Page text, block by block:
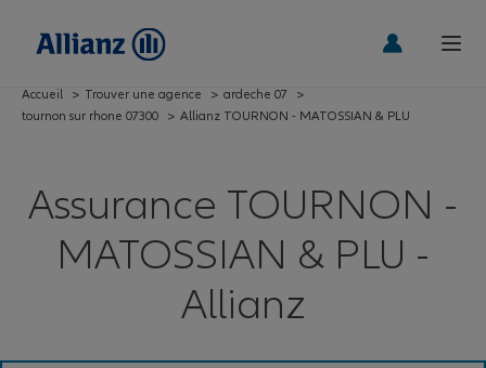
Accueil > Trouver une agence > ardeche 07 >
tournon sur rhone 07300 > Allianz TOURNON - MATOSSIAN & PLU
Assurance TOURNON -
MATOSSIAN & PLU -
Allianz